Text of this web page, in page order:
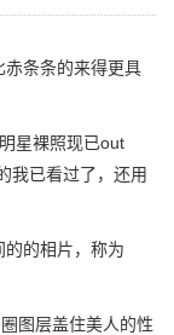
条条的来得更具
星裸照现已out
我已看过了，还用
的相片，称为
图层盖住美人的性